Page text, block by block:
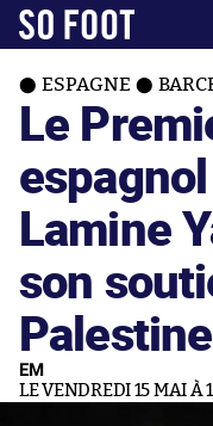
ESPAGNE
Le
Lamine
son
Palestine
EM
LE VENDREDI 15 MAI À